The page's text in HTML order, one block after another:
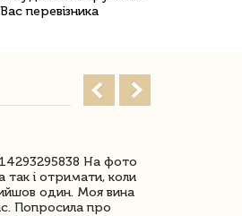
перевізника
На фото
так і отримати, коли
один. Моя вина
Попросила про